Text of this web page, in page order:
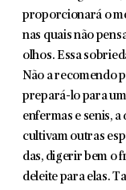
proporcionará o
nas quais não
olhos. Essa
Não a recomendo
prepará-lo para
enfermas e senis,
cultivam outras
das, digerir bem o
deleite para elas.